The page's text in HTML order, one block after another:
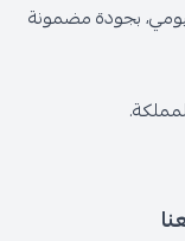
بجودة مضمونة